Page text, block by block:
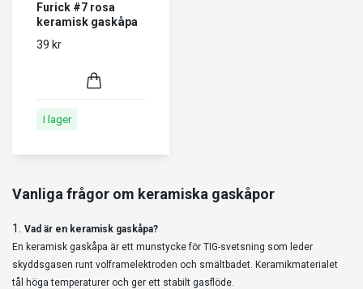
Furick #7 rosa
keramisk gaskåpa
39 kr
I lager
Vanliga frågor om keramiska gaskåpor
Vad är en keramisk gaskåpa?
En keramisk gaskåpa är ett munstycke för TIG-svetsning som leder
skyddsgasen runt volframelektroden och smältbadet. Keramikmaterialet
tål höga temperaturer och ger ett stabilt gasflöde.